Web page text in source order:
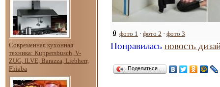
Современная кухонная
техника: Kuppersbusch, V-
ZUG, ILVE, Barazza, Liebherr,
Fhiaba
фото 1 · фото 2 · фото 3
Понравилась новость
Поделиться…